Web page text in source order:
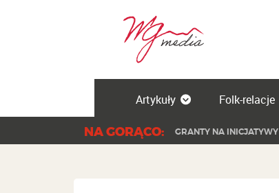
Artykuły Folk-relacje
NA GORĄCO: GRANTY NA INICJATYWY